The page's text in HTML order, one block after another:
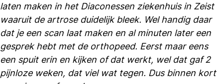
laten maken in het Diaconessen ziekenhuis in Zeist
waaruit de artrose duidelijk bleek. Wel handig daar
dat je een scan laat maken en al minuten later een
gesprek hebt met de orthopeed. Eerst maar eens
een spuit erin en kijken of dat werkt, wel dat gaf 2
pijnloze weken, dat viel wat tegen. Dus binnen kort